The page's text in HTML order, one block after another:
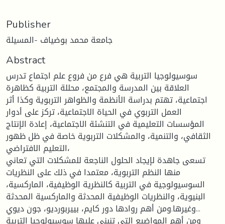
Publisher
جامعة محمد بوضياف -المسيلة
Abstract
سوسيولوجيا التربية هي فرع من فروع علم اجتماع تدرس
العلاقة بين المدرسة والمجتمع، محللة التربية كظاهرة
اجتماعية، تهتم بدراسة الأنظمة والظواهر التربوية وكذا أثر
العمل التربوي في الحياة الاجتماعية، تركز على أدوار
المؤسسات التعليمية في التنشئة الاجتماعية، إعادة الإنتاج
الثقافي، والتنمية، والمشكلات التربوية خاصة في ظل ظهور
التعليم الافتراضي،
تسعى جاهدة لإيجاد الحلول الناجعة للمشكلات التي تعاني
منها النظم التربوية، معتمدا في ذلك على النظريات
السوسيولوجية في التربية كالنظرية الوظيفية، الماركسية،
البنيوية، والنظريات الوظيفية المحدثة والماركسية المحدثة
وغيرها.ومن أهم روادها دور كايم، بييربورديو، جون ديوي...
ومن أهم المواضيع التي تنبني عليها سوسيولوجيا التربية